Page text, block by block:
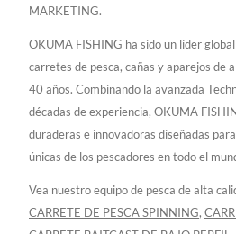
MARKETING.
OKUMA FISHING ha sido un líder
carretes de pesca, cañas y aparejos de
40 años. Combinando la avanzada
décadas de experiencia, OKUMA
duraderas e innovadoras diseñadas
únicas de los pescadores en todo el
Vea nuestro equipo de pesca de alta
CARRETE DE PESCA SPINNING,